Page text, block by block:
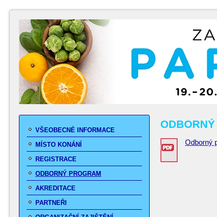
Odborný
VŠEOBECNÉ INFORMACE
MÍSTO KONÁNÍ
REGISTRACE
ODBORNÝ PROGRAM
AKREDITACE
PARTNEŘI